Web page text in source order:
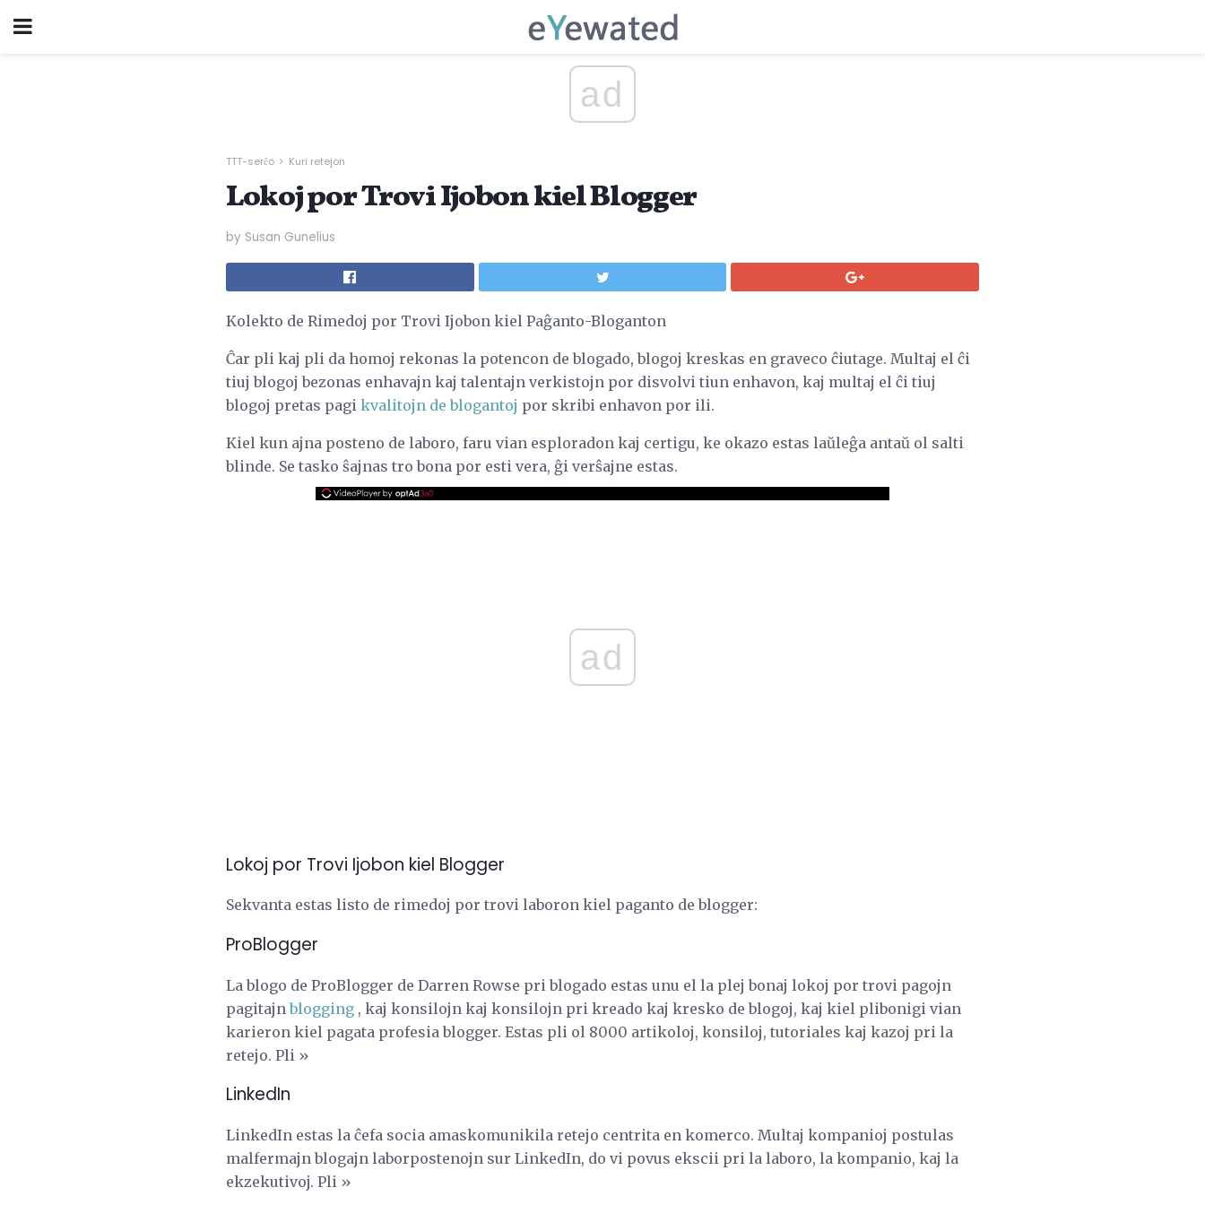
ad
TTT-serĉo Kuri retejon
Lokoj por Trovi Ijobon kiel Blogger
by Susan Gunelius
Kolekto de Rimedoj por Trovi Ijobon kiel Paĝanto-Bloganton
Ĉar pli kaj pli da homoj rekonas la potencon de blogado, blogoj kreskas en graveco ĉiutage. Multaj el ĉi
tiuj blogoj bezonas enhavajn kaj talentajn verkistojn por disvolvi tiun enhavon, kaj multaj el ĉi tiuj
blogoj pretas pagi kvalitojn de blogantoj por skribi enhavon por ili.
Kiel kun ajna posteno de laboro, faru vian esploradon kaj certigu, ke okazo estas laŭleĝa antaŭ ol salti
blinde. Se tasko ŝajnas tro bona por esti vera, ĝi verŝajne estas.
ad
Lokoj por Trovi Ijobon kiel Blogger
Sekvanta estas listo de rimedoj por trovi laboron kiel paganto de blogger:
ProBlogger
La blogo de ProBlogger de Darren Rowse pri blogado estas unu el la plej bonaj lokoj por trovi pagojn
pagitajnblogging , kaj konsilojn kaj konsilojn pri kreado kaj kresko de blogoj, kaj kiel plibonigi vian
karieron kiel pagata profesia blogger. Estas pli ol 8000 artikoloj, konsiloj, tutoriales kaj kazoj pri la
retejo. Pli »
LinkedIn
LinkedIn estas la ĉefa socia amaskomunikila retejo centrita en komerco. Multaj kompanioj postulas
malfermajn blogajn laborpostenojn sur LinkedIn, do vi povus ekscii pri la laboro, la kompanio, kaj la
ekzekutivoj. Pli »